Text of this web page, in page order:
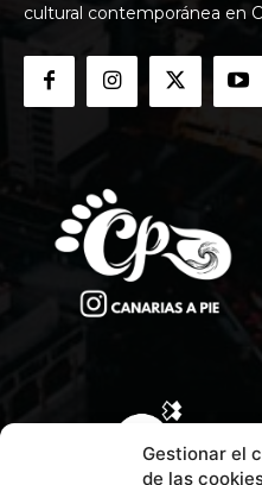
Gestionar el
de las
cultural contemporánea en